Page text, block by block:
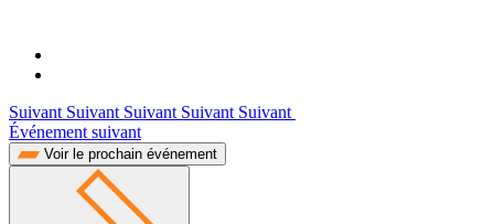
Suivant Suivant Suivant Suivant Suivant
Événement suivant
Voir le prochain événement